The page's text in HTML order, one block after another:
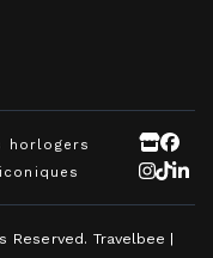
horlogers
Reserved. Travelbee |